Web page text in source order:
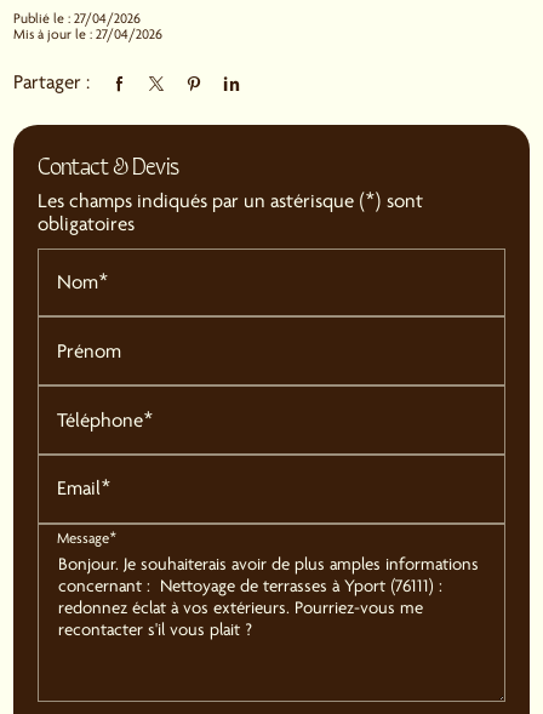
Publié le : 27/04/2026
Mis à jour le : 27/04/2026
Partager :
Contact & Devis
Les champs indiqués par un astérisque (*) sont
obligatoires
Nom*
Prénom
Téléphone*
Email*
Message*